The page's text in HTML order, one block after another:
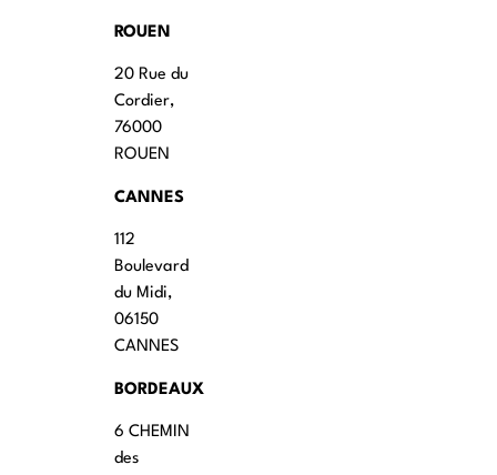
ROUEN
20 Rue du
Cordier,
76000
ROUEN
CANNES
112
Boulevard
du Midi,
06150
CANNES
BORDEAUX
6 CHEMIN
des